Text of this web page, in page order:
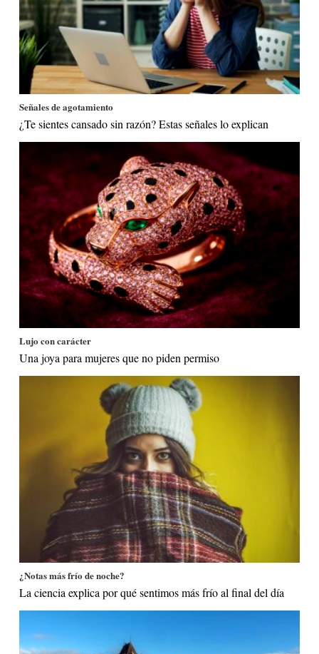
Señales de agotamiento
¿Te sientes cansado sin razón? Estas señales lo explican
Lujo con carácter
Una joya para mujeres que no piden permiso
¿Notas más frío de noche?
La ciencia explica por qué sentimos más frío al final del día